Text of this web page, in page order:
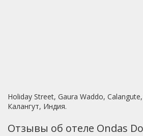
Holiday Street, Gaura Waddo,
Калангут, Индия.
Отзывы об отеле Ondas